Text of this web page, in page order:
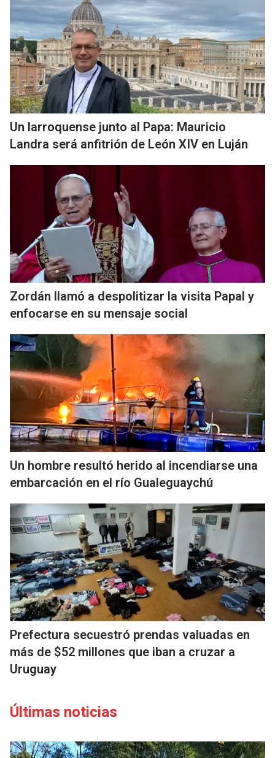
Un larroquense junto al Papa: Mauricio
Landra será anfitrión de León XIV en Luján
Zordán llamó a despolitizar la visita Papal y
enfocarse en su mensaje social
Un hombre resultó herido al incendiarse una
embarcación en el río Gualeguaychú
Prefectura secuestró prendas valuadas en
más de $52 millones que iban a cruzar a
Uruguay
Últimas noticias